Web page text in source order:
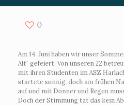
0
Am 14. Juni haben wir unser
Alt“ gefeiert. Von unseren 22
mit ihren Studenten im ASZ
startete sonnig, doch am frühen
auf und mit Donner und Regen
Doch der Stimmung tat das kein